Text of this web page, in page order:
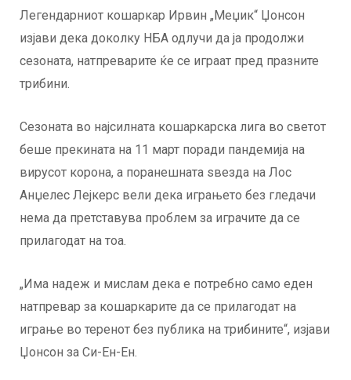
Легендарниот кошаркар Ирвин „Меџик“ Џонсон
изјави дека доколку НБА одлучи да ја продолжи
сезоната, натпреварите ќе се играат пред празните
трибини.
Сезоната во најсилната кошаркарска лига во светот
беше прекината на 11 март поради пандемија на
вирусот корона, а поранешната ѕвезда на Лос
Анџелес Лејкерс вели дека играњето без гледачи
нема да претставува проблем за играчите да се
прилагодат на тоа.
„Има надеж и мислам дека е потребно само еден
натпревар за кошаркарите да се прилагодат на
играње во теренот без публика на трибините“, изјави
Џонсон за Си-Ен-Ен.